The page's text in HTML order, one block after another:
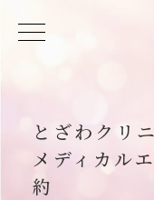
とざわクリ
メディカル
約